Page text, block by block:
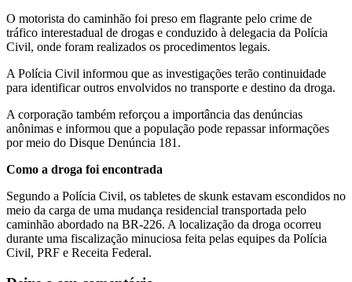
O motorista do caminhão foi preso em flagrante pelo crime de
tráfico interestadual de drogas e conduzido à delegacia da Polícia
Civil, onde foram realizados os procedimentos legais.
A Polícia Civil informou que as investigações terão continuidade
para identificar outros envolvidos no transporte e destino da droga.
A corporação também reforçou a importância das denúncias
anônimas e informou que a população pode repassar informações
por meio do Disque Denúncia 181.
Como a droga foi encontrada
Segundo a Polícia Civil, os tabletes de skunk estavam escondidos no
meio da carga de uma mudança residencial transportada pelo
caminhão abordado na BR-226. A localização da droga ocorreu
durante uma fiscalização minuciosa feita pelas equipes da Polícia
Civil, PRF e Receita Federal.